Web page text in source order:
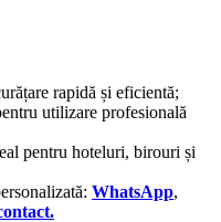
rapidă și eficientă;
utilizare profesională
pentru hoteluri, birouri și
WhatsApp,